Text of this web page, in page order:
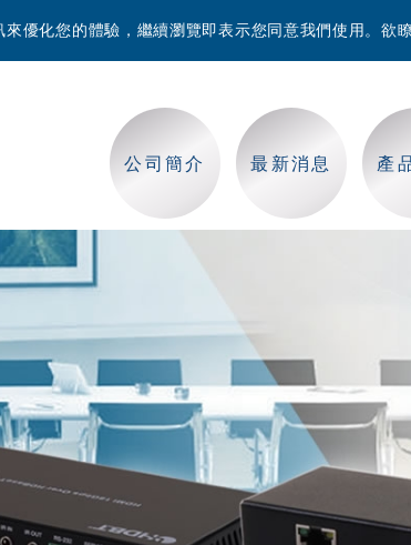
優化您的體驗，繼續瀏覽即表示您同意我們使用。欲
公司簡介 最新消息 產